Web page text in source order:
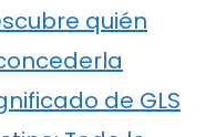
quién
de GLS